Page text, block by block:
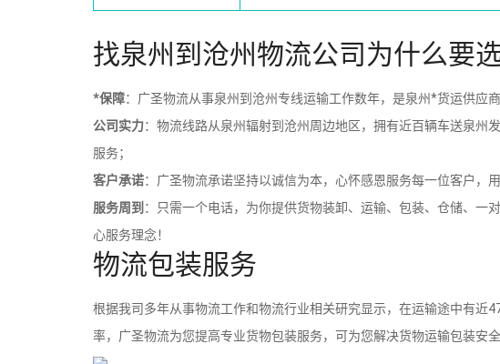
找泉州到沧州物流公司为什么要
*保障：广圣物流从事泉州到沧州专线运输工作数年，是泉州*货运供应
公司实力：物流线路从泉州辐射到沧州周边地区，拥有近百辆车送泉
服务；
客户承诺：广圣物流承诺坚持以诚信为本，心怀感恩服务每一位客户，
服务周到 ：只需一个电话，为你提供货物装卸、运输、包装、仓储、一
心服务理念！
物流包装服务
根据我司多年从事物流工作和物流行业相关研究显示，在运输途中有近
率，广圣物流为您提高专业货物包装服务，可为您解决货物运输包装安全